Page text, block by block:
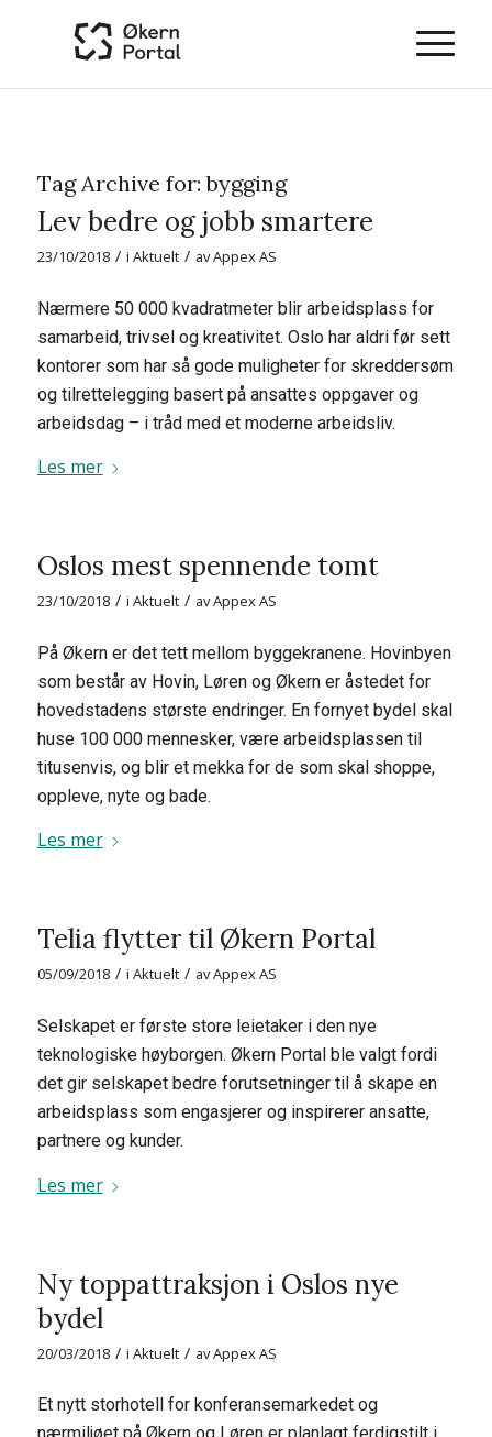
Tag Archive for:bygging
Lev bedre og jobb smartere
23/10/2018 / i Aktuelt / avAppex AS
Nærmere 50 000 kvadratmeter blir arbeidsplass for
samarbeid, trivsel og kreativitet. Oslo har aldri før sett
kontorer som har så gode muligheter for skreddersøm
og tilrettelegging basert på ansattes oppgaver og
arbeidsdag – i tråd med et moderne arbeidsliv.
Les mer
Oslos mest spennende tomt
23/10/2018 / i Aktuelt / avAppex AS
På Økern er det tett mellom byggekranene. Hovinbyen
som består av Hovin, Løren og Økern er åstedet for
hovedstadens største endringer. En fornyet bydel skal
huse 100 000 mennesker, være arbeidsplassen til
titusenvis, og blir et mekka for de som skal shoppe,
oppleve, nyte og bade.
Les mer
Telia flytter til Økern Portal
05/09/2018 / i Aktuelt / avAppex AS
Selskapet er første store leietaker i den nye
teknologiske høyborgen. Økern Portal ble valgt fordi
det gir selskapet bedre forutsetninger til å skape en
arbeidsplass som engasjerer og inspirerer ansatte,
partnere og kunder.
Les mer
Ny toppattraksjon i Oslos nye
bydel
20/03/2018 / i Aktuelt / avAppex AS
Et nytt storhotell for konferansemarkedet og